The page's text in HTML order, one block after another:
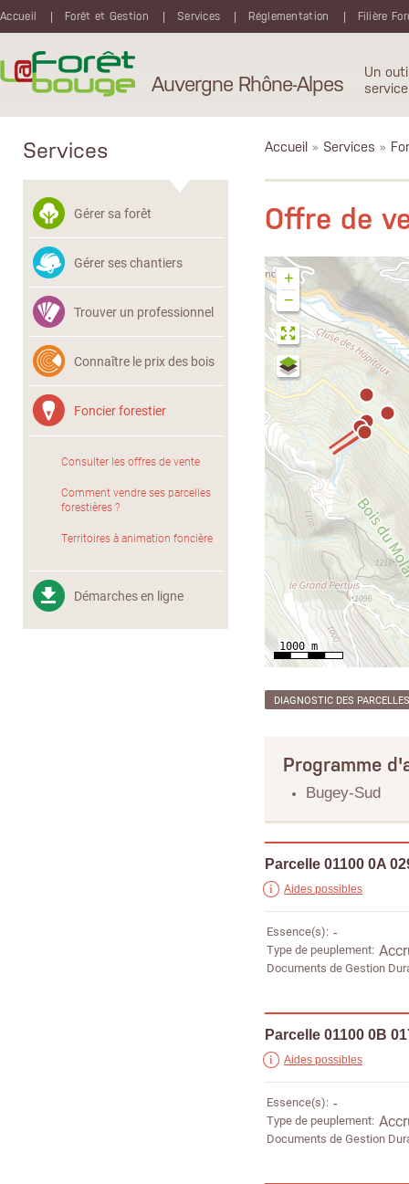
Accueil
Forêt et Gestion Services Réglementation Filière
Auvergne Rhône-Alpes
Un
Services
Gérer sa forêt
Gérer ses chantiers
Trouver un professionnel
Connaître le prix des bois
Foncier forestier
Consulter les offres de vente
Comment vendre ses parcelles
forestières ?
Territoires à animation foncière
Démarches en ligne
Accueil » Services »
Offre de
+
−
DIAGNOSTIC DES PARCELLES
Programme
Bugey-Sud
Parcelle 01100 0A
Aides possibles
Essence(s) -
Type de peuplement
Documents de Gestion
Parcelle 01100 0B
Aides possibles
Essence(s) -
Type de peuplement
Documents de Gestion